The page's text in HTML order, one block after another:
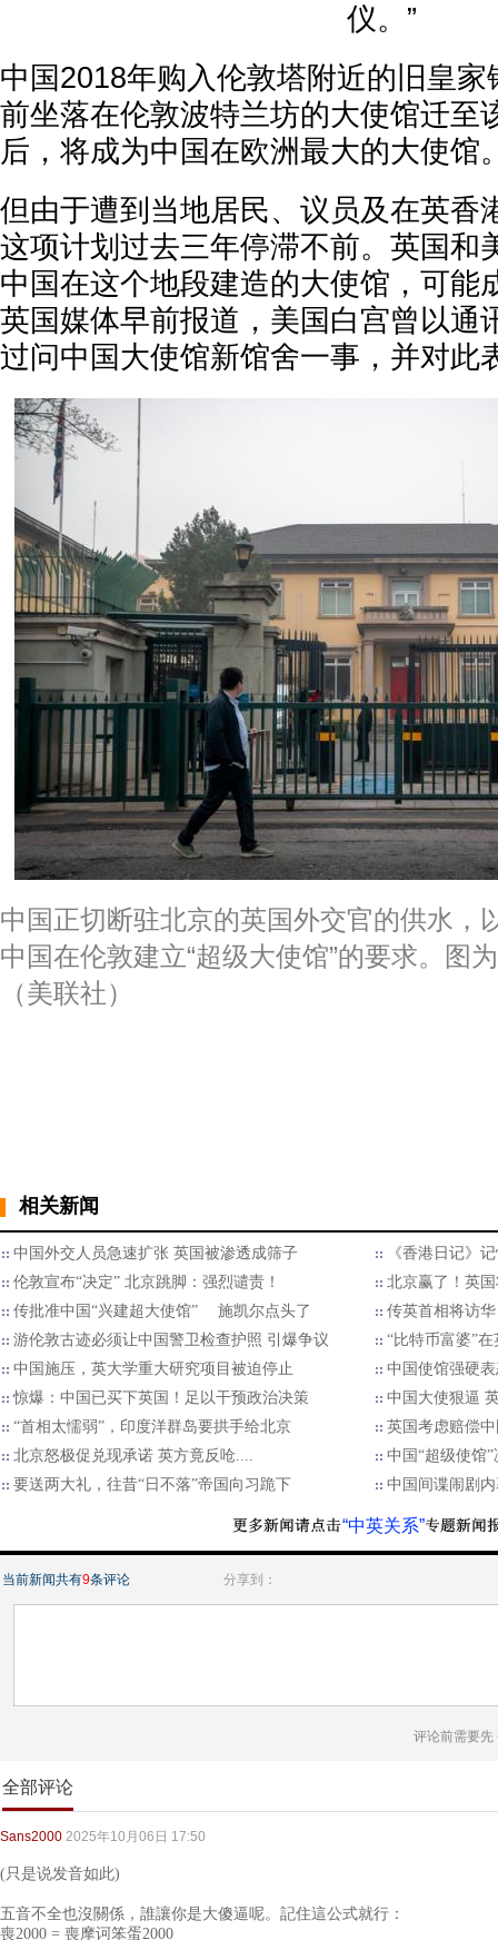
仪。”
中国2018年购入伦敦塔附近的旧皇
前坐落在伦敦波特兰坊的大使馆迁至
后，将成为中国在欧洲最大的大使馆
但由于遭到当地居民、议员及在英香
这项计划过去三年停滞不前。英国和
中国在这个地段建造的大使馆，可能
英国媒体早前报道，美国白宫曾以通
过问中国大使馆新馆舍一事，并对此
中国正切断驻北京的英国外交官的供水，
中国在伦敦建立“超级大使馆”的要求。图
（美联社）
相关新闻
中国外交人员急速扩张 英国被渗透成筛子
《香港日记》
伦敦宣布“决定” 北京跳脚：强烈谴责！
北京赢了！英
传批准中国“兴建超大使馆” 施凯尔点头了
传英首相将访
游伦敦古迹必须让中国警卫检查护照 引爆争议
“比特币富婆”
中国施压，英大学重大研究项目被迫停止
中国使馆强硬
惊爆：中国已买下英国！足以干预政治决策
中国大使狠逼
“首相太懦弱”，印度洋群岛要拱手给北京
英国考虑赔偿
北京怒极促兑现承诺 英方竟反呛....
中国“超级使馆
要送两大礼，往昔“日不落”帝国向习跪下
中国间谍闹剧
“中英关系”
当前新闻共有9条评论 分享到：
评论前需要先
全部评论
Sans2000 2025年10月06日 17:50
(只是说发音如此)
五音不全也沒關係，誰讓你是大傻逼呢。記住這公式就行：
喪2000 = 喪摩诃笨蛋2000